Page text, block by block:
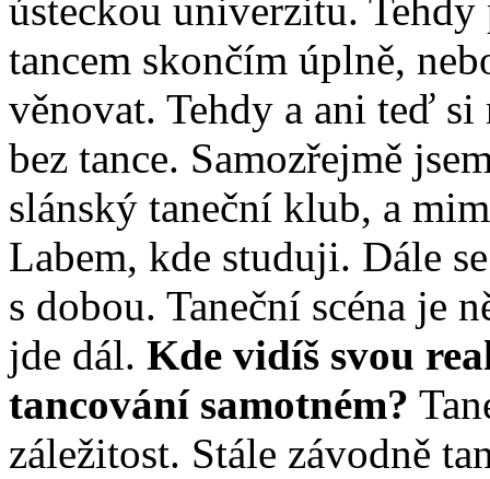
ústeckou univerzitu.
tancem skončím úplně,
věnovat. Tehdy a ani teď
bez tance. Samozřejmě
slánský taneční klub, a
Labem, kde studuji. Dále
s dobou. Taneční scéna je
jde dál. Kde vidíš svou
tancování samotném?
záležitost. Stále závodně